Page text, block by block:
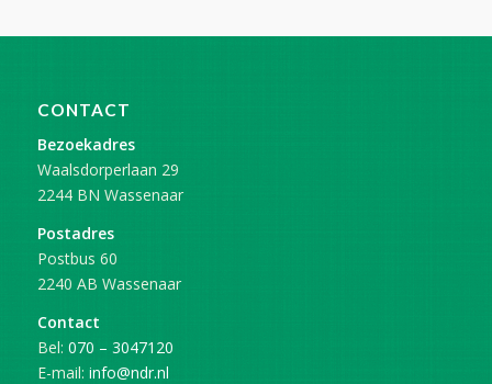
CONTACT
Bezoekadres
Waalsdorperlaan 29
2244 BN Wassenaar
Postadres
Postbus 60
2240 AB Wassenaar
Contact
Bel: 070 – 3047120
E-mail: info@ndr.nl